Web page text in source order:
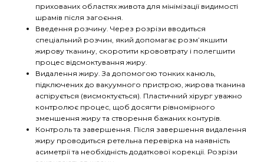
прихованих областях живота для мінімізації видимості
шрамів після загоєння.
Введення розчину. Через розрізи вводиться
спеціальний розчин, який допомагає розм’якшити
жирову тканину, скоротити крововтрату і полегшити
процес відсмоктування жиру.
Видалення жиру. За допомогою тонких канюль,
підключених до вакуумного пристрою, жирова тканина
аспірується (висмоктується). Пластичний хірург уважно
контролює процес, щоб досягти рівномірного
зменшення жиру та створення бажаних контурів.
Контроль та завершення. Після завершення видалення
жиру проводиться ретельна перевірка на наявність
асиметрії та необхідність додаткової корекції. Розрізи